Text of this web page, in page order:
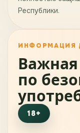
Республики.
ИНФОРМАЦИЯ
по
18+